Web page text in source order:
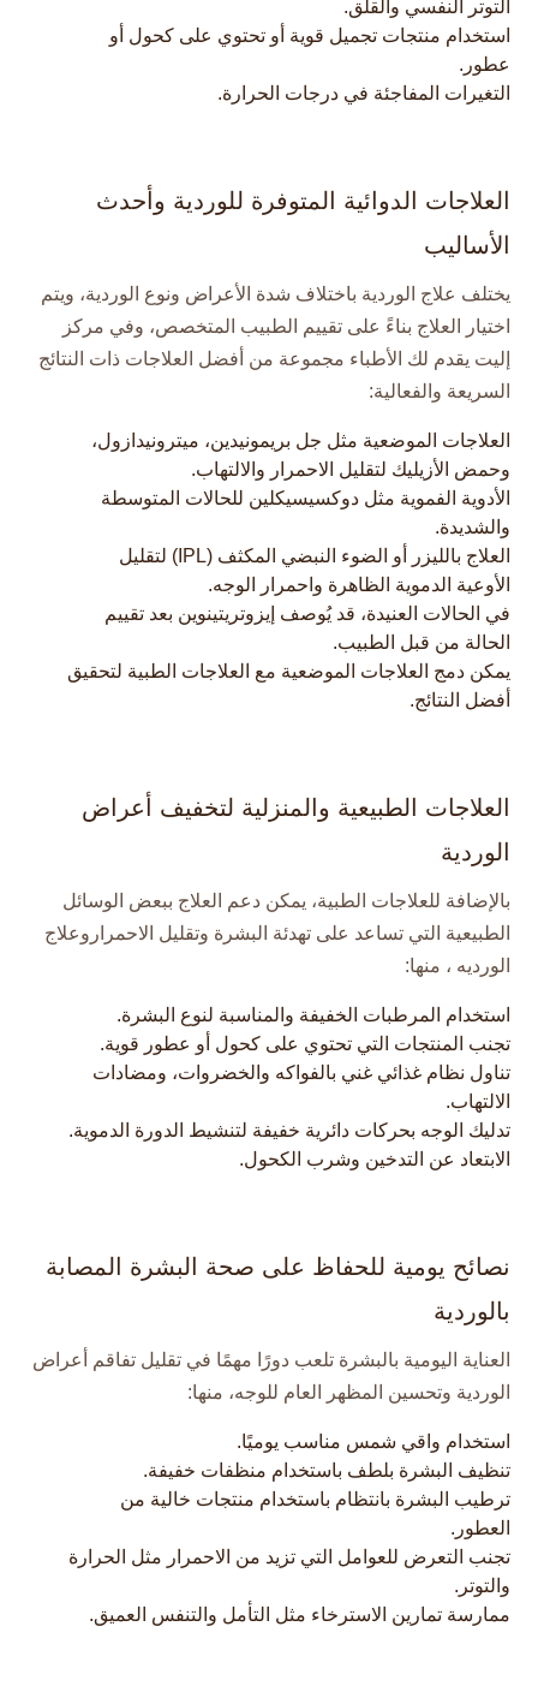
التوتر النفسي والقلق.
استخدام منتجات تجميل قوية أو تحتوي على كحول أو
عطور.
التغيرات المفاجئة في درجات الحرارة.
العلاجات الدوائية المتوفرة للوردية وأحدث
الأساليب
يختلف علاج الوردية باختلاف شدة الأعراض ونوع الوردية، ويتم
اختيار العلاج بناءً على تقييم الطبيب المتخصص، وفي مركز
إليت يقدم لك الأطباء مجموعة من أفضل العلاجات ذات النتائج
السريعة والفعالية:
العلاجات الموضعية مثل جل بريمونيدين، ميترونيدازول،
وحمض الأزيليك لتقليل الاحمرار والالتهاب.​
الأدوية الفموية مثل دوكسيسيكلين للحالات المتوسطة
والشديدة.
العلاج بالليزر أو الضوء النبضي المكثف (IPL) لتقليل
الأوعية الدموية الظاهرة واحمرار الوجه.​
في الحالات العنيدة، قد يُوصف إيزوتريتينوين بعد تقييم
الحالة من قبل الطبيب.​
يمكن دمج العلاجات الموضعية مع العلاجات الطبية لتحقيق
أفضل النتائج.​
العلاجات الطبيعية والمنزلية لتخفيف أعراض
الوردية
بالإضافة للعلاجات الطبية، يمكن دعم العلاج ببعض الوسائل
الطبيعية التي تساعد على تهدئة البشرة وتقليل الاحمراروعلاج
الورديه ، منها:
استخدام المرطبات الخفيفة والمناسبة لنوع البشرة.
تجنب المنتجات التي تحتوي على كحول أو عطور قوية.
تناول نظام غذائي غني بالفواكه والخضروات، ومضادات
الالتهاب.
تدليك الوجه بحركات دائرية خفيفة لتنشيط الدورة الدموية.
الابتعاد عن التدخين وشرب الكحول.
نصائح يومية للحفاظ على صحة البشرة المصابة
بالوردية
العناية اليومية بالبشرة تلعب دورًا مهمًا في تقليل تفاقم أعراض
الوردية وتحسين المظهر العام للوجه، منها:​
استخدام واقي شمس مناسب يوميًا.
تنظيف البشرة بلطف باستخدام منظفات خفيفة.
ترطيب البشرة بانتظام باستخدام منتجات خالية من
العطور.
تجنب التعرض للعوامل التي تزيد من الاحمرار مثل الحرارة
والتوتر.
ممارسة تمارين الاسترخاء مثل التأمل والتنفس العميق.